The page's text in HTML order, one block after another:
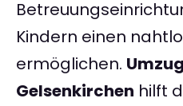
Kindern einen
ermöglichen.
Gelsenkirchen hilft